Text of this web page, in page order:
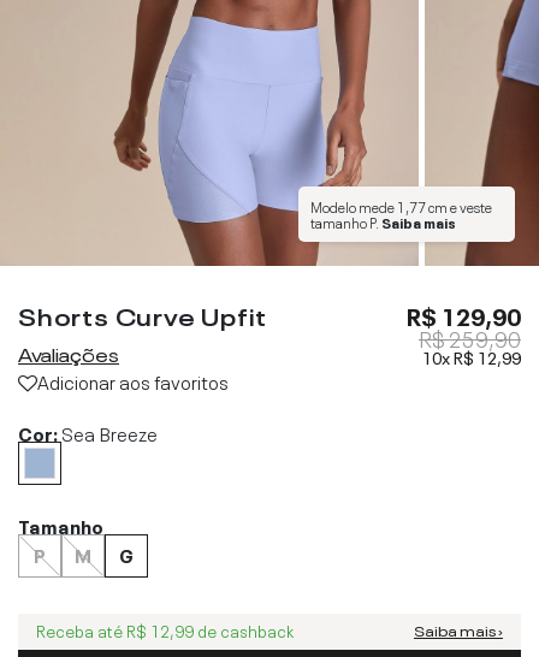
Modelo mede1,77 cme veste
tamanhoP. Saiba mais
Shorts Curve Upfit
Avaliações
Adicionar aos favoritos
R$ 129,90
R$ 259,90
10xR$ 12,99
Cor:Sea Breeze
Tamanho
P
M G
Receba até R$ 12,99 de cashback Saiba mais ›